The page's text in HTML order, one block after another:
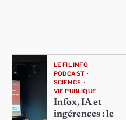
LE FIL INFO
PODCAST
SCIENCE
VIE PUBLIQUE
Infox, IA et
ingérences : le